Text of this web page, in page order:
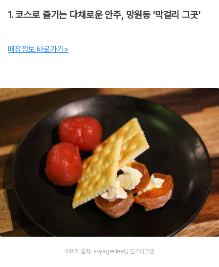
1. 코스로 즐기는 다채로운 안주, 망원동 '막걸리 그곳'
매장정보 바로가기>
이미지 출처: voyager.lee님 인스타그램